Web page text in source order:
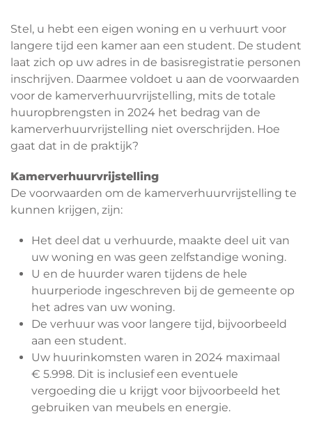
Stel, u hebt een eigen woning en u verhuurt voor
langere tijd een kamer aan een student. De student
laat zich op uw adres in de basisregistratie personen
inschrijven. Daarmee voldoet u aan de voorwaarden
voor de kamerverhuurvrijstelling, mits de totale
huuropbrengsten in 2024 het bedrag van de
kamerverhuurvrijstelling niet overschrijden. Hoe
gaat dat in de praktijk?
Kamerverhuurvrijstelling
De voorwaarden om de kamerverhuurvrijstelling te
kunnen krijgen, zijn:
Het deel dat u verhuurde, maakte deel uit van
uw woning en was geen zelfstandige woning.
U en de huurder waren tijdens de hele
huurperiode ingeschreven bij de gemeente op
het adres van uw woning.
De verhuur was voor langere tijd, bijvoorbeeld
aan een student.
Uw huurinkomsten waren in 2024 maximaal
€ 5.998. Dit is inclusief een eventuele
vergoeding die u krijgt voor bijvoorbeeld het
gebruiken van meubels en energie.